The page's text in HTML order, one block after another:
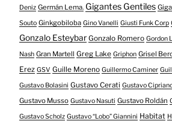
Deniz Germán Lema. Gigantes Gentiles
Souto Ginkgobiloba Gino Vanelli Giusti Funk Corp
Gonzalo Esteybar Gonzalo Romero Gordon
Nash Gran Martell Greg Lake Griphon Grisel
Erez GSV Guille Moreno Guillermo Caminer
Gustavo Bolasini Gustavo Cerati Gustavo
Gustavo Musso Gustavo Nasuti Gustavo Roldán
Gustavo Scholz Gustavo “Lobo” Giannini Habitat